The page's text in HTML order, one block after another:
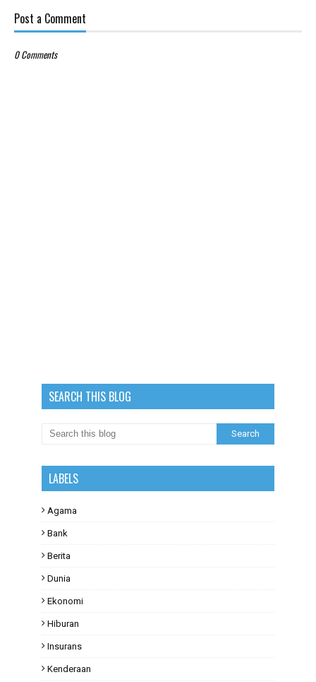
Post a Comment
0 Comments
SEARCH THIS BLOG
LABELS
Agama
Bank
Berita
Dunia
Ekonomi
Hiburan
Insurans
Kenderaan